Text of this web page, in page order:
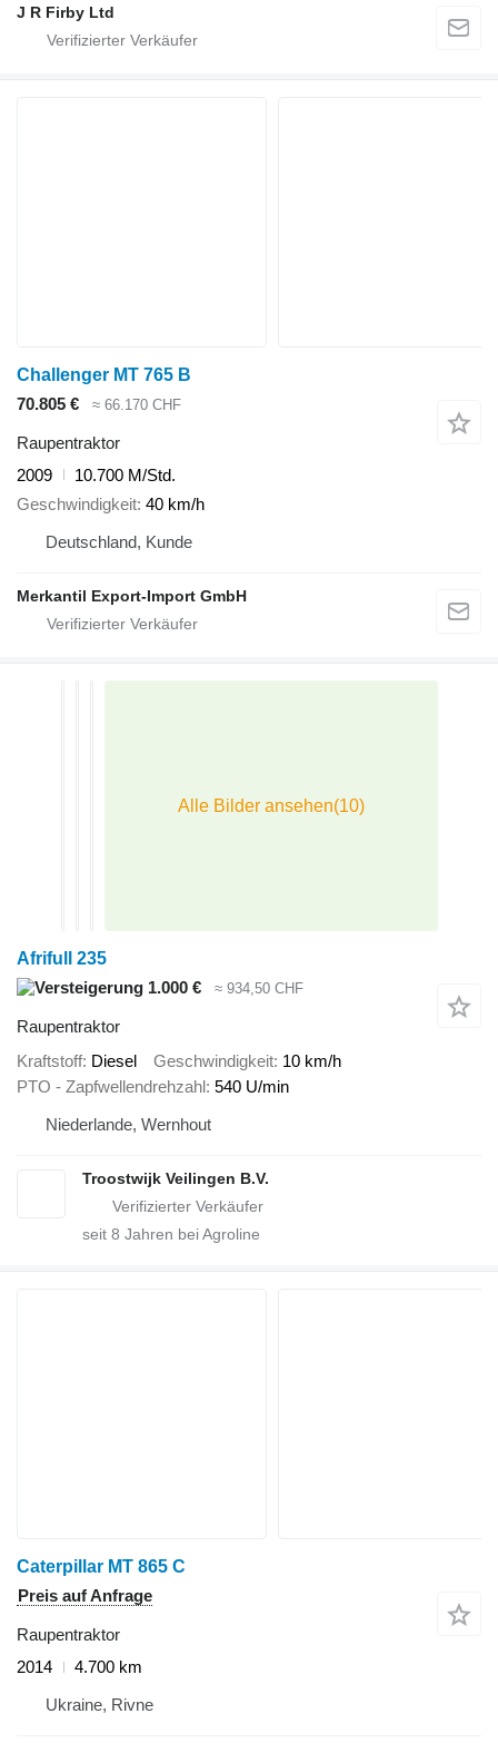
J R Firby Ltd
Challenger MT 765 B
70.805 €
≈ 66.170 CHF
Raupentraktor
2009
10.700 M/Std.
Geschwindigkeit 40 km/h
Deutschland, Kunde
Merkantil Export-Import GmbH
Afrifull 235
1.000 €
≈ 934,50 CHF
Raupentraktor
Kraftstoff Diesel Geschwindigkeit 10 km/h
PTO - Zapfwellendrehzahl 540 U/min
Niederlande, Wernhout
Troostwijk Veilingen B.V.
seit 8 Jahren bei Agroline
Caterpillar MT 865 C
Preis auf Anfrage
Raupentraktor
2014
4.700 km
Ukraine, Rivne